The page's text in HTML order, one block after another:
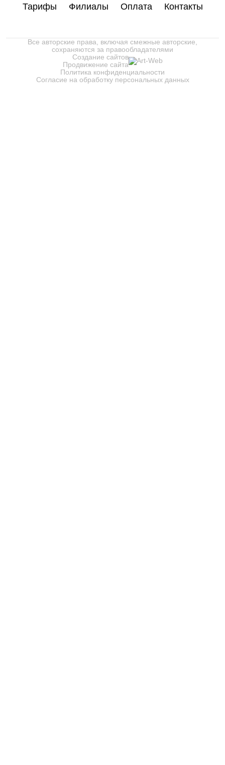
Тарифы
Филиалы Оплата Контакты
Все авторские права, включая смежные авторские,
сохраняются за правообладателями
Создание сайтов
Продвижение сайта
Политика конфиденциальности
Согласие на обработку персональных данных